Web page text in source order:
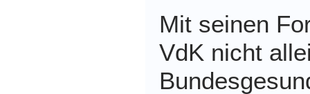
Mit seinen
VdK nicht